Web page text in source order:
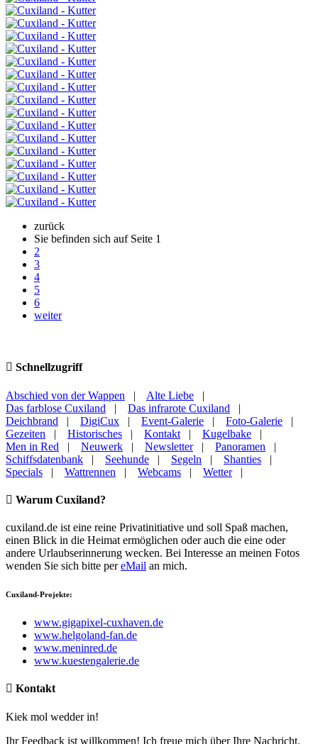
zurück
Sie befinden sich auf Seite 1
2
3
4
5
6
weiter
Schnellzugriff
Abschied von der Wappen | Alte Liebe |
Das farblose Cuxiland | Das infrarote Cuxiland |
Deichbrand | DigiCux | Event-Galerie | Foto-Galerie |
Gezeiten | Historisches | Kontakt | Kugelbake |
Men in Red | Neuwerk | Newsletter| Panoramen |
Schiffsdatenbank | Seehunde | Segeln | Shanties |
Specials | Wattrennen | Webcams | Wetter|
Warum Cuxiland?
cuxiland.de ist eine reine Privatinitiative und soll Spaß machen,
einen Blick in die Heimat ermöglichen oder auch die eine oder
andere Urlaubserinnerung wecken. Bei Interesse an meinen Fotos
wenden Sie sich bitte pereMail an mich.
Cuxiland-Projekte:
www.gigapixel-cuxhaven.de
www.helgoland-fan.de
www.meninred.de
www.kuestengalerie.de
Kontakt
Kiek mol wedder in!
Ihr Feedback ist willkommen! Ich freue mich über Ihre Nachricht.